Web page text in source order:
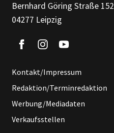
Bernhard Göring Straße 152
04277 Leipzig
Kontakt/Impressum
Redaktion/Terminredaktion
Werbung/Mediadaten
Verkaufsstellen